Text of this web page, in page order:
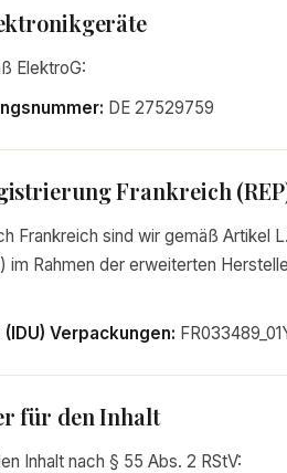
ElektroG:
DE 27529759
Frankreich
Frankreich sind wir gemäß
im Rahmen der erweiterten
Verpackungen:
für den Inhalt
Inhalt nach § 55 Abs. 2 RStV: